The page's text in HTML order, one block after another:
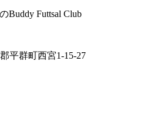
平群町西宮1-15-27